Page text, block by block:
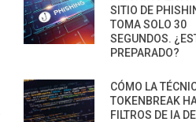
SITIO DE
TOMA SOLO 30
SEGUNDOS.
PREPARADO?
CÓMO LA
TOKENBREAK
FILTROS DE IA